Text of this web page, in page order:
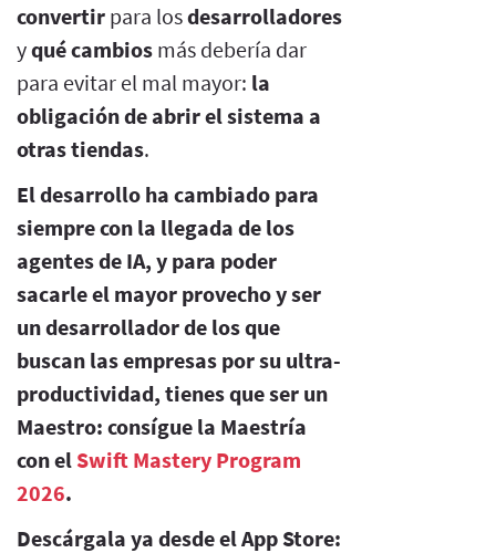
convertir para losdesarrolladores
yqué cambios más debería dar
para evitar el mal mayor: la
obligación de abrir el sistema a
otras tiendas.
El desarrollo ha cambiado para
siempre con la llegada de los
agentes de IA, y para poder
sacarle el mayor provecho y ser
un desarrollador de los que
buscan las empresas por su ultra-
productividad, tienes que ser un
Maestro: consígue la Maestría
con el Swift Mastery Program
2026.
Descárgala ya desde el App Store: